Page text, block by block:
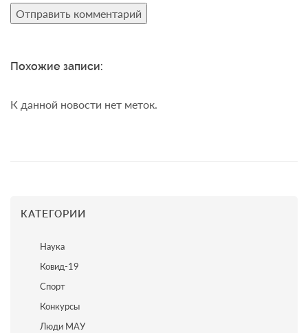
Похожие записи:
К данной новости нет меток.
КАТЕГОРИИ
Наука
Ковид-19
Спорт
Конкурсы
Люди МАУ